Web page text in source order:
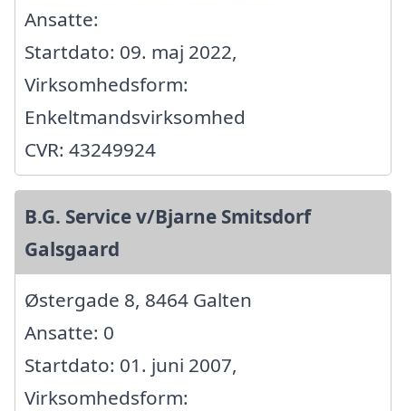
Ansatte:
Startdato: 09. maj 2022,
Virksomhedsform:
Enkeltmandsvirksomhed
CVR: 43249924
B.G. Service v/Bjarne Smitsdorf
Galsgaard
Østergade 8, 8464 Galten
Ansatte: 0
Startdato: 01. juni 2007,
Virksomhedsform: